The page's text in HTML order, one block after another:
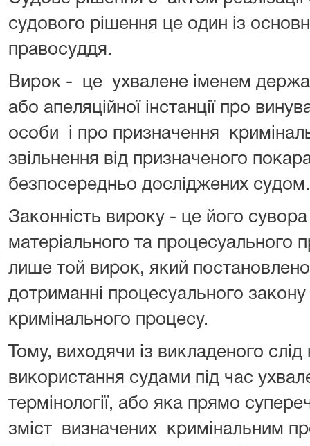
судового рішення це один із
правосуддя.
Вирок - це ухвалене іменем
або апеляційної інстанції про
особи і про призначення
звільнення від призначеного
безпосередньо досліджених
Законність вироку - це його сувора
матеріального та
лише той вирок, який
дотриманні процесуального закону
кримінального процесу.
Тому, виходячи із викладеного
використання судами під час
термінології, або яка прямо
зміст визначених кримінальним